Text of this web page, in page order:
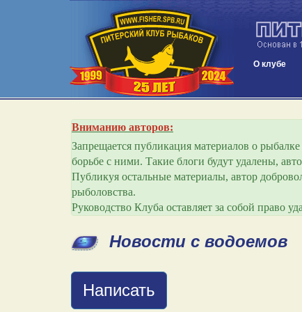
О клубе
Вниманию авторов:
Запрещается публикация материалов о
борьбе с ними. Такие блоги будут удалены,
Публикуя остальные материалы, автор
рыболовства.
Руководство Клуба оставляет за собой право
Новости с водоемов
Написать